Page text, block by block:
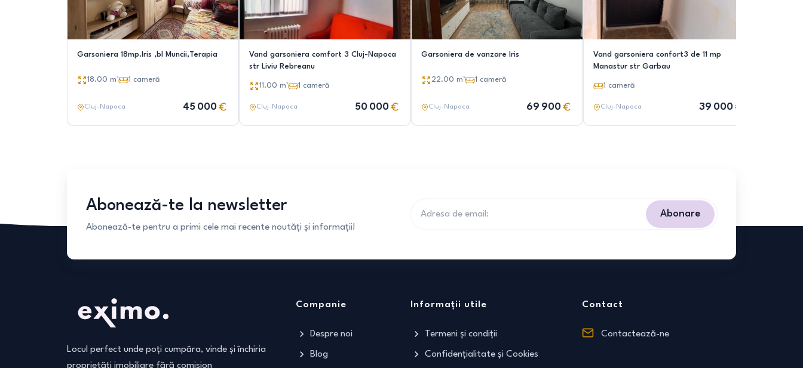
Garsoniera 18mp.Iris ,bl Muncii,Terapia
18.00 m² 1 cameră
Cluj-Napoca 45 000
Vand garsoniera comfort 3 Cluj-Napoca
str Liviu Rebreanu
11.00 m² 1 cameră
Cluj-Napoca 50 000
Garsoniera de vanzare Iris
22.00 m² 1 cameră
Cluj-Napoca 69 900
Vand garsoniera confort3 de 11 mp
Manastur str Garbau
1 cameră
Cluj-Napoca 39 000
Abonează-te la newsletter
Abonează-te pentru a primi cele mai recente noutăți și informații!
Abonare
Locul perfect unde poți cumpăra, vinde și închiria
proprietăți imobiliare fără comision
Companie
Despre noi
Blog
Informații utile
Termeni și condiții
Confidențialitate și Cookies
Contact
Contactează-ne